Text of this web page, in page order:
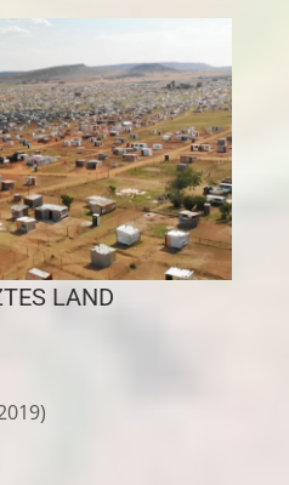
LAND